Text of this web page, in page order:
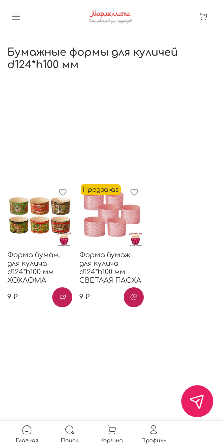
Бумажные формы для куличей
d124*h100 мм
Форма бумаж.
для кулича
d124*h100 мм
ХОХЛОМА
9 ₽
Предзаказ
Форма бумаж.
для кулича
d124*h100 мм
СВЕТЛАЯ ПАСХА
9 ₽
Главная Поиск Корзина Профиль